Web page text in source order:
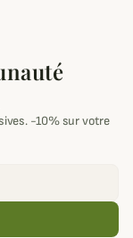
-10% sur votre